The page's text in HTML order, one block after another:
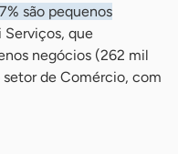
são pequenos
Serviços, que
negócios (262 mil
setor de Comércio, com